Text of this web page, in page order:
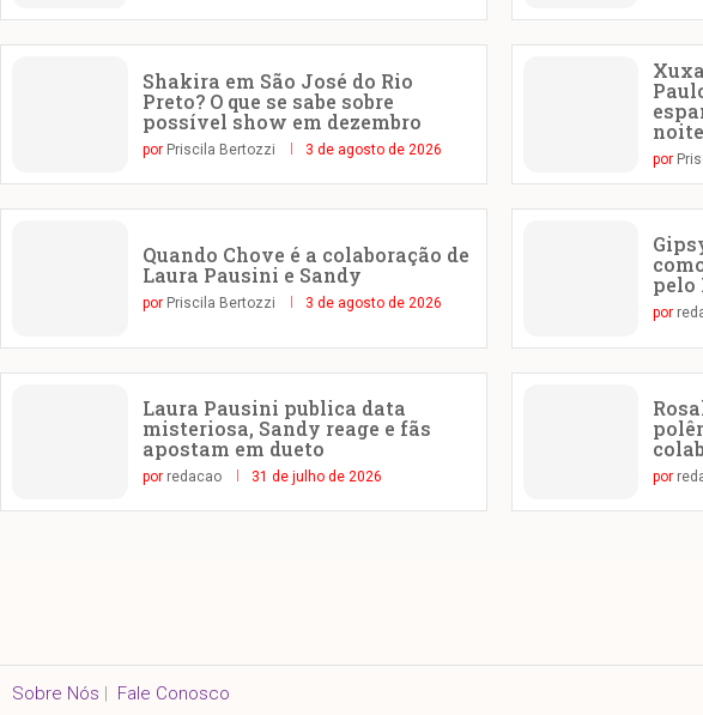
Shakira em São José do Rio
Preto? O que se sabe sobre
possível show em dezembro
por Priscila Bertozzi 3 de agosto de 2026
noite
por
Quando Chove é a colaboração de
Laura Pausini e Sandy
por Priscila Bertozzi 3 de agosto de 2026
pelo
por
Laura Pausini publica data
misteriosa, Sandy reage e fãs
apostam em dueto
por redacao 31 de julho de 2026 por
Sobre Nós | Fale Conosco